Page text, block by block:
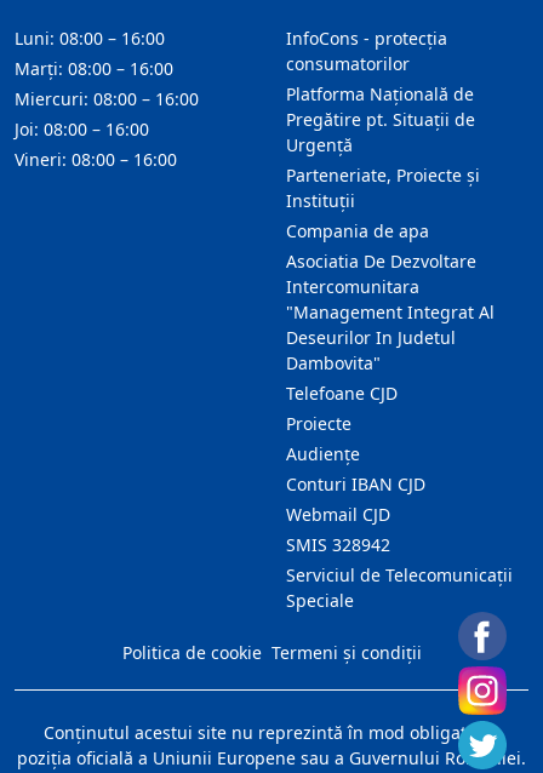
InfoCons - protecția
consumatorilor
Platforma Națională de
Pregătire pt. Situații de
Urgență
Parteneriate, Proiecte și
Instituții
Compania de apa
Asociatia De Dezvoltare
Intercomunitara
"Management Integrat Al
Deseurilor In Judetul
Dambovita"
Telefoane CJD
Proiecte
Audienţe
Conturi IBAN CJD
Webmail CJD
SMIS 328942
Serviciul de Telecomunicații
Speciale
Luni: 08:00 – 16:00
Marți: 08:00 – 16:00
Miercuri: 08:00 – 16:00
Joi: 08:00 – 16:00
Vineri: 08:00 – 16:00
Politica de cookie Termeni și condiții
Conţinutul acestui site nu reprezintă în mod obligatoriu
poziţia oficială a Uniunii Europene sau a Guvernului României.